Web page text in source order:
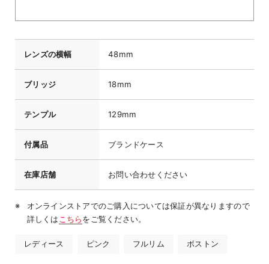
レンズの横幅 48mm
ブリッジ 18mm
テンプル 129mm
付属品 ブランドケース
在庫店舗 お問い合わせください
オンラインストアでのご購入については保証が異なりますので
詳しくは こちらをご覧ください。
レディース ピンク フルリム ボストン